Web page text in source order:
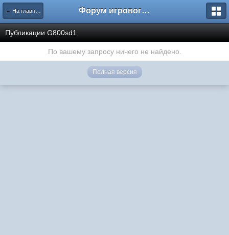
← На главную Форум игрового проекта Riverrise
Публикации G800sd1
По вашему запросу ничего не найдено.
Полная версия